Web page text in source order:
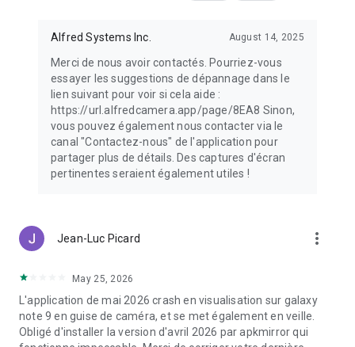
puissiez trouver : gratuit, fiable, polyvalent et facile à utiliser.
en les transformant en lecteurs vidéo ou en navigateurs GPS.
Alors pourquoi ne pas utiliser le vôtre en guise de camera de
surveillance en direct , moniteur de chien, nounou cam, IP
webcam, ou caméra IP ?
Certaines fonctionnalités de cette application nécessitent
l'autorisation de l'administrateur de périphérique.
Alfred Systems Inc. August 14, 2025
Merci de nous avoir contactés. Pourriez-vous
essayer les suggestions de dépannage dans le
lien suivant pour voir si cela aide :
https://url.alfredcamera.app/page/8EA8 Sinon,
vous pouvez également nous contacter via le
canal "Contactez-nous" de l'application pour
partager plus de détails. Des captures d'écran
pertinentes seraient également utiles !
Jean-Luc Picard more_vert
May 25, 2026
L'application de mai 2026 crash en visualisation sur galaxy
note 9 en guise de caméra, et se met également en veille.
Obligé d'installer la version d'avril 2026 par apkmirror qui